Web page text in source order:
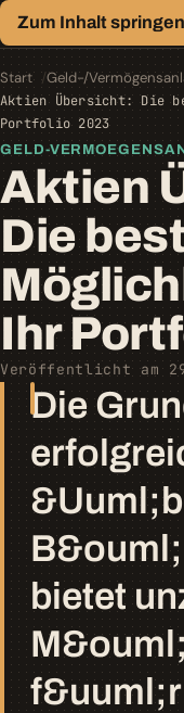
Zum Inhalt springen
Finanz-Lexikon
Geld, einfach erklärt.
Finanztipps
Kredite
Geld-/Vermögensanlage
Krypto
Steuern
Start Geld-/
Aktien Übersicht: Die
Portfolio 2023
GELD-
Aktien
Die
Ihr
Veröffentlicht am
Die
bietet
f&uuml;r